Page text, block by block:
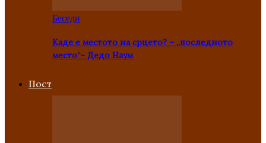
Беседи
Каде е местото на срцето? – „последното
место“- Дедо Наум
Пост